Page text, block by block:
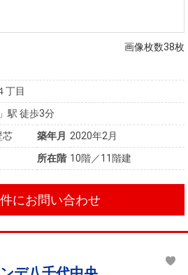
画像枚数38枚
丁目
駅 徒歩3分
芯 築年月 2020年2月
所在階 10階／11階建
にお問い合わせ